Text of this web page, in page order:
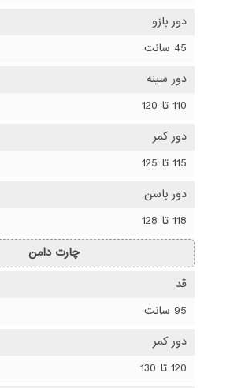
دور بازو
45 سانت
دور سینه
110 تا 120
دور کمر
115 تا 125
دور باسن
118 تا 128
چارت دامن
قد
95 سانت
دور کمر
120 تا 130